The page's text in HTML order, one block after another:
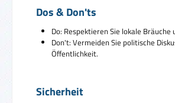
Dos & Don'ts
Do: Respektieren Sie lokale Bräuche
Don't: Vermeiden Sie politische
Öffentlichkeit.
Sicherheit